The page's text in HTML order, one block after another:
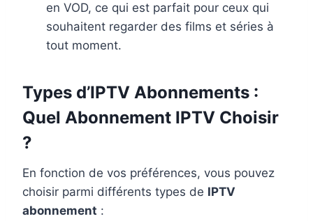
en VOD, ce qui est parfait pour ceux qui
souhaitent regarder des films et séries à
tout moment.
Types d’IPTV Abonnements :
Quel Abonnement IPTV Choisir
?
En fonction de vos préférences, vous pouvez
choisir parmi différents types de IPTV
abonnement :